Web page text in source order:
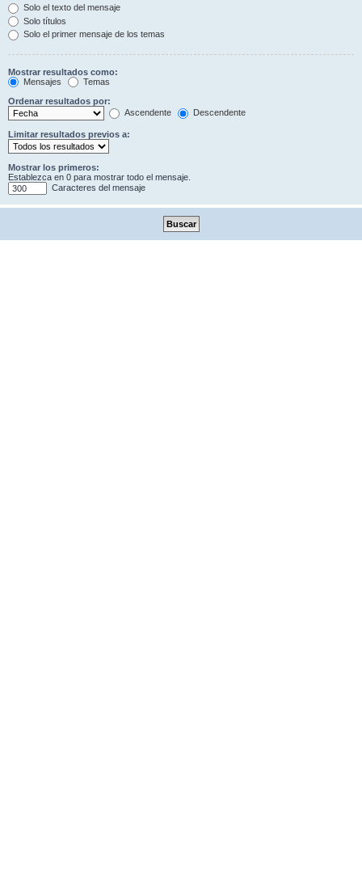
Solo el texto del mensaje
Solo títulos
Solo el primer mensaje de los temas
Mostrar resultados como:
Mensajes
Temas
Ordenar resultados por:
Ascendente
Descendente
Limitar resultados previos a:
Mostrar los primeros:
Establezca en 0 para mostrar todo el mensaje.
Caracteres del mensaje